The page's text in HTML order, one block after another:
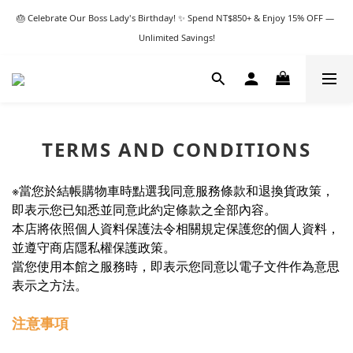
🎂 Celebrate Our Boss Lady's Birthday! ✨ Spend NT$850+ & Enjoy 15% OFF —
Unlimited Savings!
TERMS AND CONDITIONS
※當您於結帳購物車時點選我同意服務條款和退換貨政策，
即表示您已知悉並同意此約定條款之全部內容。
本店將依照個人資料保護法令相關規定保護您的個人資料，
並遵守商店隱私權保護政策。
當您使用本館之服務時，即表示您同意以電子文件作為意思
表示之方法。
注意事項